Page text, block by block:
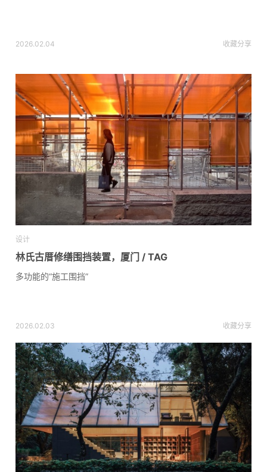
2026.02.04 收藏分享
设计
林氏古厝修缮围挡装置，厦门 / TAG
多功能的“施工围挡”
2026.02.03 收藏分享